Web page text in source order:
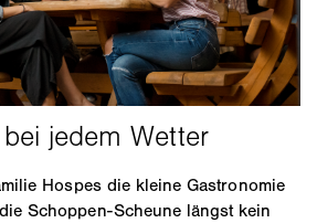
Hospes die kleine Gastronomie
Schoppen-Scheune längst kein